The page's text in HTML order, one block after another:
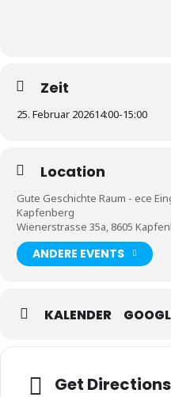
Zeit
25. Februar 202614:00-15:00
Location
Gute Geschichte Raum - ece
Kapfenberg
Wienerstrasse 35a, 8605
ANDERE EVENTS
KALENDER
Get Directions